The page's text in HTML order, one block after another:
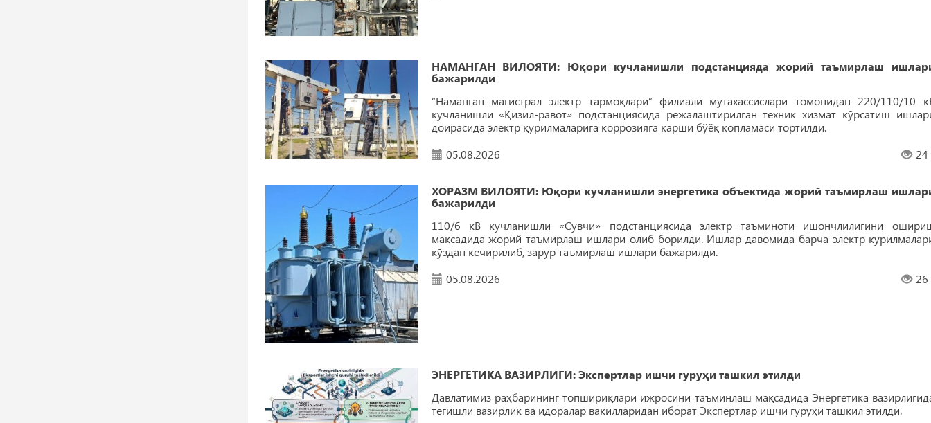
НАМАНГАН ВИЛОЯТИ: Юқори кучланишли подстанцияда жорий таъмирлаш
бажарилди
“Наманган магистрал электр тармоқлари” филиали мутахассислари томонидан 220/110/10
кучланишли «Қизил-равот» подстанциясида режалаштирилган техник хизмат кўрсатиш
доирасида электр қурилмаларига коррозияга қарши бўёқ қопламаси тортилди.
05.08.2026
24
ХОРАЗМ ВИЛОЯТИ: Юқори кучланишли энергетика объектида жорий таъмирлаш
бажарилди
110/6 кВ кучланишли «Сувчи» подстанциясида электр таъминоти ишончлилигини
мақсадида жорий таъмирлаш ишлари олиб борилди. Ишлар давомида барча электр
кўздан кечирилиб, зарур таъмирлаш ишлари бажарилди.
05.08.2026
26
ЭНEРГEТИКА ВАЗИРЛИГИ: Экспертлар ишчи гуруҳи ташкил этилди
Давлатимиз раҳбарининг топшириқлари ижросини таъминлаш мақсадида Энергетика
тегишли вазирлик ва идоралар вакилларидан иборат Экспертлар ишчи гуруҳи ташкил этилди.